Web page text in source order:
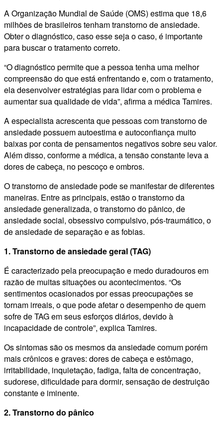
A Organização Mundial de Saúde (OMS) estima que 18,6
milhões de brasileiros tenham transtorno de ansiedade.
Obter o diagnóstico, caso esse seja o caso, é importante
para buscar o tratamento correto.
“O diagnóstico permite que a pessoa tenha uma melhor
compreensão do que está enfrentando e, com o tratamento,
ela desenvolver estratégias para lidar com o problema e
aumentar sua qualidade de vida”, afirma a médica Tamires.
A especialista acrescenta que pessoas com transtorno de
ansiedade possuem autoestima e autoconfiança muito
baixas por conta de pensamentos negativos sobre seu valor.
Além disso, conforme a médica, a tensão constante leva a
dores de cabeça, no pescoço e ombros.
O transtorno de ansiedade pode se manifestar de diferentes
maneiras. Entre as principais, estão o transtorno da
ansiedade generalizada, o transtorno do pânico, de
ansiedade social, obsessivo compulsivo, pós-traumático, o
de ansiedade de separação e as fobias.
1. Transtorno de ansiedade geral (TAG)
É caracterizado pela preocupação e medo duradouros em
razão de muitas situações ou acontecimentos. “Os
sentimentos ocasionados por essas preocupações se
tornam irreais, o que pode afetar o desempenho de quem
sofre de TAG em seus esforços diários, devido à
incapacidade de controle”, explica Tamires.
Os sintomas são os mesmos da ansiedade comum porém
mais crônicos e graves: dores de cabeça e estômago,
irritabilidade, inquietação, fadiga, falta de concentração,
sudorese, dificuldade para dormir, sensação de destruição
constante e iminente.
2. Transtorno do pânico